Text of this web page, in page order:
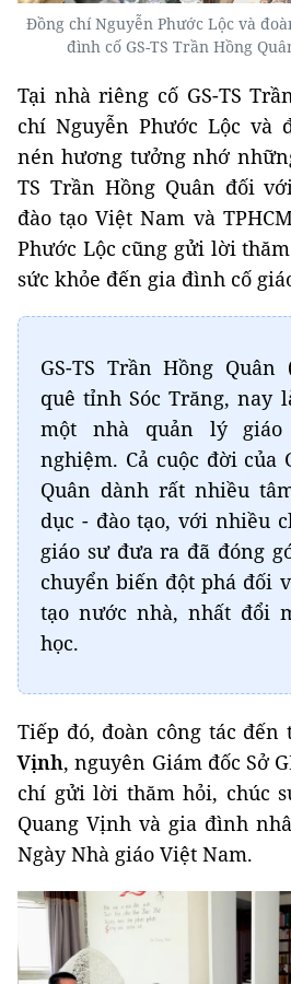
Đồng chí Nguyễn Phước Lộc và
đình cố GS-TS Trần Hồng
Tại nhà riêng cố GS-TS
chí Nguyễn Phước Lộc và
nén hương tưởng nhớ
TS Trần Hồng Quân đối
đào tạo Việt Nam và
Phước Lộc cũng gửi lời
sức khỏe đến gia đình cố
GS-TS Trần Hồng Quân
quê tỉnh Sóc Trăng, nay
một nhà quản lý
nghiệm. Cả cuộc đời của
Quân dành rất nhiều
dục - đào tạo, với nhiều
giáo sư đưa ra đã đóng
chuyển biến đột phá đối
tạo nước nhà, nhất đổi
học.
Tiếp đó, đoàn công tác đến
Vịnh, nguyên Giám đốc Sở
chí gửi lời thăm hỏi, chúc
Quang Vịnh và gia đình
Ngày Nhà giáo Việt Nam.